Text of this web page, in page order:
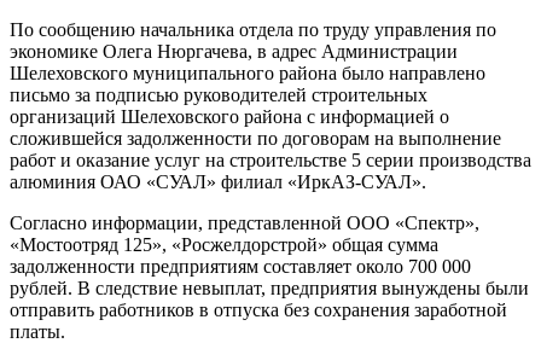
По сообщению начальника отдела по труду управления по
экономике Олега Нюргачева, в адрес Администрации
Шелеховского муниципального района было направлено
письмо за подписью руководителей строительных
организаций Шелеховского района с информацией о
сложившейся задолженности по договорам на выполнение
работ и оказание услуг на строительстве 5 серии производства
алюминия ОАО «СУАЛ» филиал «ИркАЗ-СУАЛ».
Согласно информации, представленной ООО «Спектр»,
«Мостоотряд 125», «Росжелдорстрой» общая сумма
задолженности предприятиям составляет около 700 000
рублей. В следствие невыплат, предприятия вынуждены были
отправить работников в отпуска без сохранения заработной
платы.